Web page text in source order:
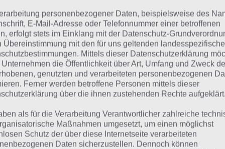
Redemption
– (c) 9GAG
per Neigung oder durch Tippen
linken bzw. rechten Seite. Das
geschieht vollautomatisch,
richtigen Seite gehen, damit
erreichen.
Ihr lauft bei Redhead
davon, welche von unten in das
links im Screenshot sehr gut sehen. Auch grafisch weiß
personenbezogener Daten, beispielsweise des
E-Mail-Adresse oder Telefonnummer einer betroffenen
erfolgt stets im Einklang mit der Datenschutz-
Übereinstimmung mit den für uns geltenden
Mittels dieser Datenschutzerklärung
Unternehmen die Öffentlichkeit über Art, Umfang und Zweck
genutzten und verarbeiteten personenbezogenen
Ferner werden betroffene Personen mittels dieser
über die ihnen zustehenden Rechte aufgeklärt.
als für die Verarbeitung Verantwortlicher zahlreiche
Maßnahmen umgesetzt, um einen möglichst
Schutz der über diese Internetseite verarbeiteten
Daten sicherzustellen. Dennoch können